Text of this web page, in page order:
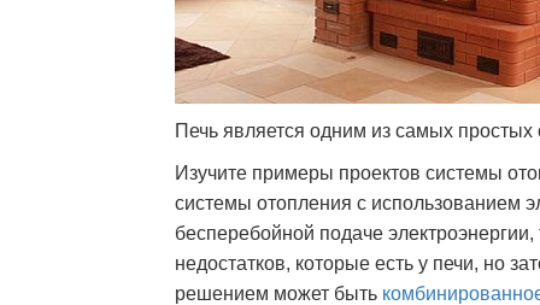
Печь является одним из самых
Изучите примеры проектов системы
системы отопления с использованием
бесперебойной подаче
недостатков, которые есть у печи, но
решением может быть